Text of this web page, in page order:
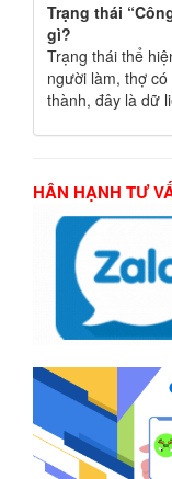
Trạng thái
gì?
Trạng thái thể
người làm, thợ
thành, đây là dữ
HÂN HẠNH TƯ